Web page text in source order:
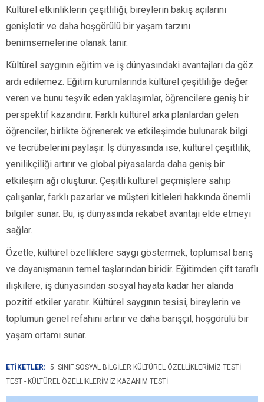
Kültürel etkinliklerin çeşitliliği, bireylerin bakış açılarını
genişletir ve daha hoşgörülü bir yaşam tarzını
benimsemelerine olanak tanır.
Kültürel saygının eğitim ve iş dünyasındaki avantajları da göz
ardı edilemez. Eğitim kurumlarında kültürel çeşitliliğe değer
veren ve bunu teşvik eden yaklaşımlar, öğrencilere geniş bir
perspektif kazandırır. Farklı kültürel arka planlardan gelen
öğrenciler, birlikte öğrenerek ve etkileşimde bulunarak bilgi
ve tecrübelerini paylaşır. İş dünyasında ise, kültürel çeşitlilik,
yenilikçiliği artırır ve global piyasalarda daha geniş bir
etkileşim ağı oluşturur. Çeşitli kültürel geçmişlere sahip
çalışanlar, farklı pazarlar ve müşteri kitleleri hakkında önemli
bilgiler sunar. Bu, iş dünyasında rekabet avantajı elde etmeyi
sağlar.
Özetle, kültürel özelliklere saygı göstermek, toplumsal barış
ve dayanışmanın temel taşlarından biridir. Eğitimden çift taraflı
ilişkilere, iş dünyasından sosyal hayata kadar her alanda
pozitif etkiler yaratır. Kültürel saygının tesisi, bireylerin ve
toplumun genel refahını artırır ve daha barışçıl, hoşgörülü bir
yaşam ortamı sunar.
ETİKETLER: 5. SINIF SOSYAL BILGILER KÜLTÜREL ÖZELLIKLERIMIZ TESTI
TEST - KÜLTÜREL ÖZELLIKLERIMIZ KAZANIM TESTI